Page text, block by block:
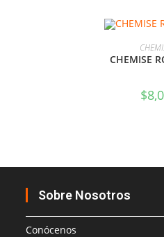
CHEMISE
$
Sobre Nosotros
Conócenos